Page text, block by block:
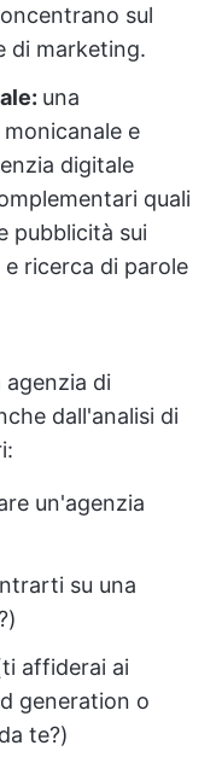
sul
di marketing.
una
e
digitale
quali
pubblicità sui
e ricerca di parole
di
dall'analisi di
un'agenzia
su una
affiderai ai
generation o
te?)